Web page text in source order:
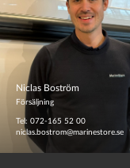
Niclas Boström
Försäljning
Tel: 072-165 52 00
niclas.bostrom@marinestore.se